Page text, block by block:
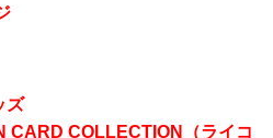
ズ
CARD COLLECTION（ライコ